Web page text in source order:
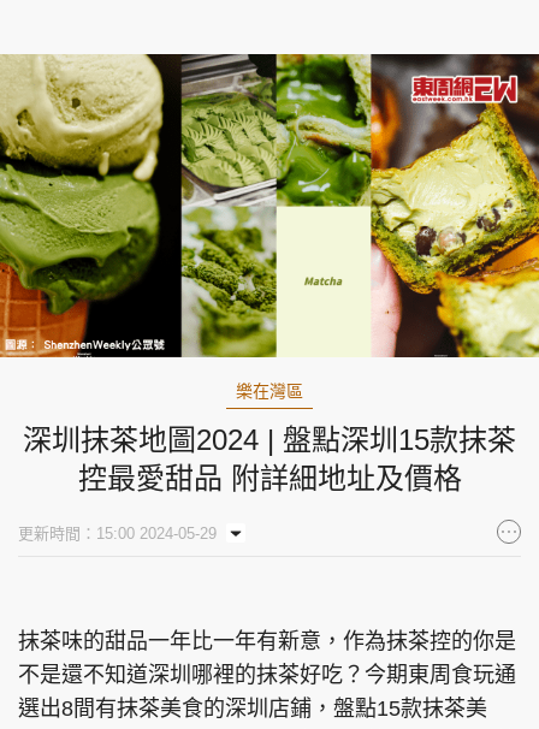
樂在灣區
深圳抹茶地圖2024 | 盤點深圳15款抹茶
控最愛甜品 附詳細地址及價格
更新時間：15:00 2024-05-29
抹茶味的甜品一年比一年有新意，作為抹茶控的你是
不是還不知道深圳哪裡的抹茶好吃？今期東周食玩通
選出8間有抹茶美食的深圳店鋪，盤點15款抹茶美